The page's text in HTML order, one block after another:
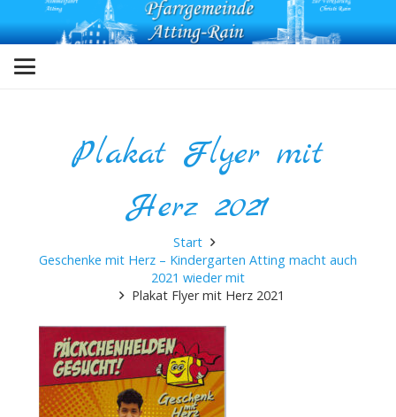
Plakat Flyer mit
Herz 2021
Start
Geschenke mit Herz – Kindergarten Atting macht auch
2021 wieder mit
Plakat Flyer mit Herz 2021